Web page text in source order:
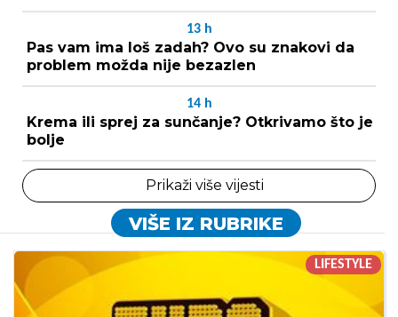
13 h
Pas vam ima loš zadah? Ovo su znakovi da
problem možda nije bezazlen
14 h
Krema ili sprej za sunčanje? Otkrivamo što je
bolje
Prikaži više vijesti
VIŠE IZ RUBRIKE
LIFESTYLE